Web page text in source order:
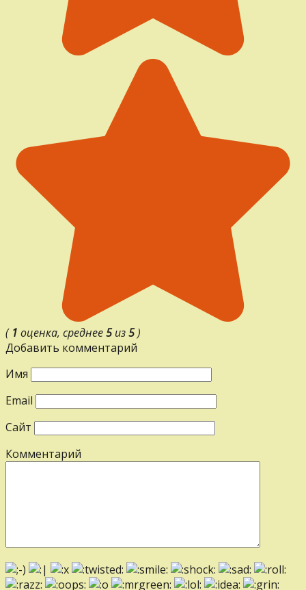
( 1 оценка, среднее5из5)
Добавить комментарий
Имя
Email
Сайт
Комментарий